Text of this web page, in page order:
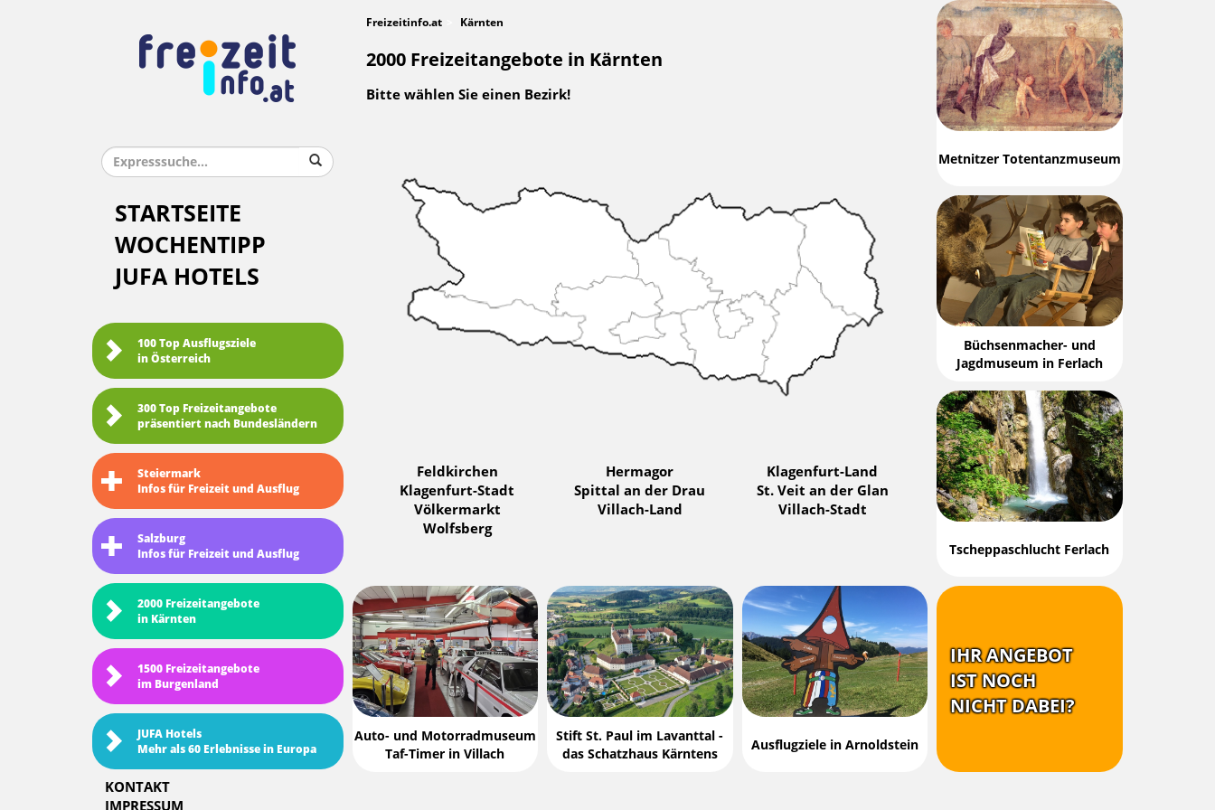
STARTSEITE
WOCHENTIPP
JUFA HOTELS
100 Top Ausflugsziele
in Österreich
300 Top Freizeitangebote
präsentiert nach Bundesländern
Steiermark
Infos für Freizeit und Ausflug
Salzburg
Infos für Freizeit und Ausflug
2000 Freizeitangebote
in Kärnten
1500 Freizeitangebote
im Burgenland
JUFA Hotels
Mehr als 60 Erlebnisse in Europa
KONTAKT
IMPRESSUM
Freizeitinfo.at Kärnten
2000 Freizeitangebote in Kärnten
Bitte wählen Sie einen Bezirk!
Feldkirchen Hermagor
Klagenfurt-Land
Klagenfurt-Stadt
Spittal an der Drau
St. Veit an der Glan
Völkermarkt
Villach-Land
Villach-Stadt
Wolfsberg
Metnitzer Totentanzmuseum
Büchsenmacher- und
Jagdmuseum in Ferlach
Tscheppaschlucht Ferlach
Auto- und Motorradmuseum
Taf-Timer in Villach
Stift St. Paul im Lavanttal -
das Schatzhaus Kärntens
Ausflugziele in Arnoldstein
IHR ANGEBOT
IST NOCH
NICHT DABEI?